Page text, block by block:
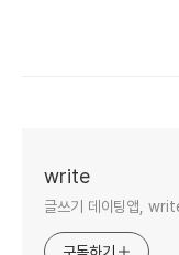
write
글쓰기 데이팅앱,